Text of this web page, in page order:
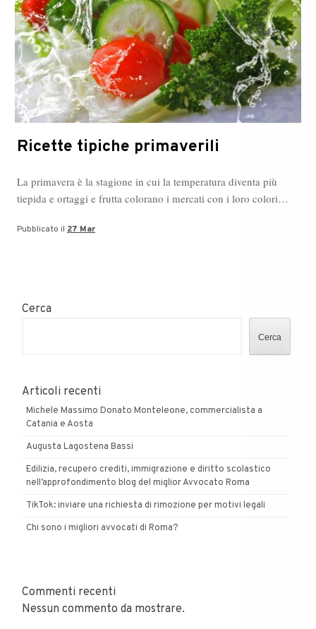
Ricette tipiche primaverili
La primavera è la stagione in cui la temperatura diventa più
tiepida e ortaggi e frutta colorano i mercati con i loro colori…
Pubblicato il 27 Mar
Cerca
Cerca
Articoli recenti
Michele Massimo Donato Monteleone, commercialista a
Catania e Aosta
Augusta Lagostena Bassi
Edilizia, recupero crediti, immigrazione e diritto scolastico
nell’approfondimento blog del miglior Avvocato Roma
TikTok: inviare una richiesta di rimozione per motivi legali
Chi sono i migliori avvocati di Roma?
Commenti recenti
Nessun commento da mostrare.